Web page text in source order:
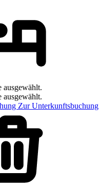
ausgewählt.
ausgewählt.
Zur Unterkunftsbuchung